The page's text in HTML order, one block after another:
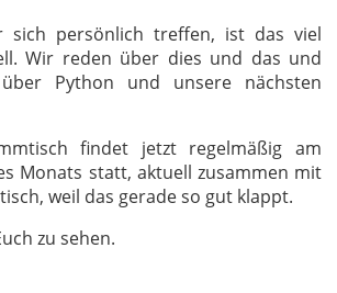
sich persönlich treffen, ist das viel
Wir reden über dies und das und
Python und unsere nächsten
findet jetzt regelmäßig am
Monats statt, aktuell zusammen mit
weil das gerade so gut klappt.
zu sehen.